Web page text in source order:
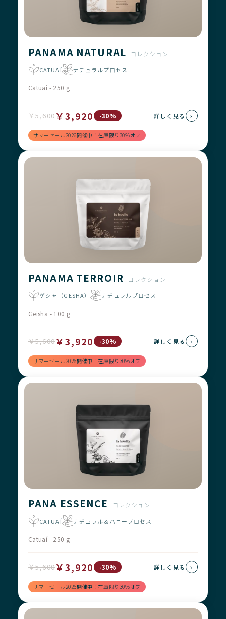
PANAMA NATURAL
コレクション
CATUAÍ
ナチュラルプロセス
Catuaí - 250 g
￥5,600￥3,920 -30%
サマーセール2026開催中！在庫限り30%オフ
詳しく見る ›
PANAMA TERROIR
コレクション
ゲシャ（GESHA）
ナチュラルプロセス
Geisha - 100 g
￥5,600￥3,920 -30%
サマーセール2026開催中！在庫限り30%オフ
詳しく見る ›
PANA ESSENCE
コレクション
CATUAÍ
ナチュラル＆ハニープロセス
Catuaí - 250 g
￥5,600￥3,920 -30%
サマーセール2026開催中！在庫限り30%オフ
詳しく見る ›